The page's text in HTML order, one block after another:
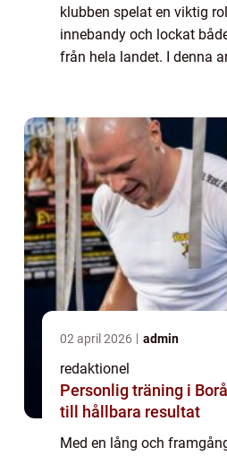
klubben spelat en viktig
innebandy och lockat
från hela landet. I denna
02 april 2026 admin
redaktionel
Personlig träning i
till hållbara resultat
Med en lång och